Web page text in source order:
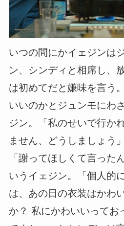
いつの間にかイェジンは
ン、シンディと相席し、
は初めてだと嫌味を言う
いいのかとジュンモにわ
ジン。「私のせいで行か
ません、どうしましょう
「謝ってほしくて言った
いうイェジン。「個人的
は、あの日の衣装はかわ
か？ 私にかわいいってお